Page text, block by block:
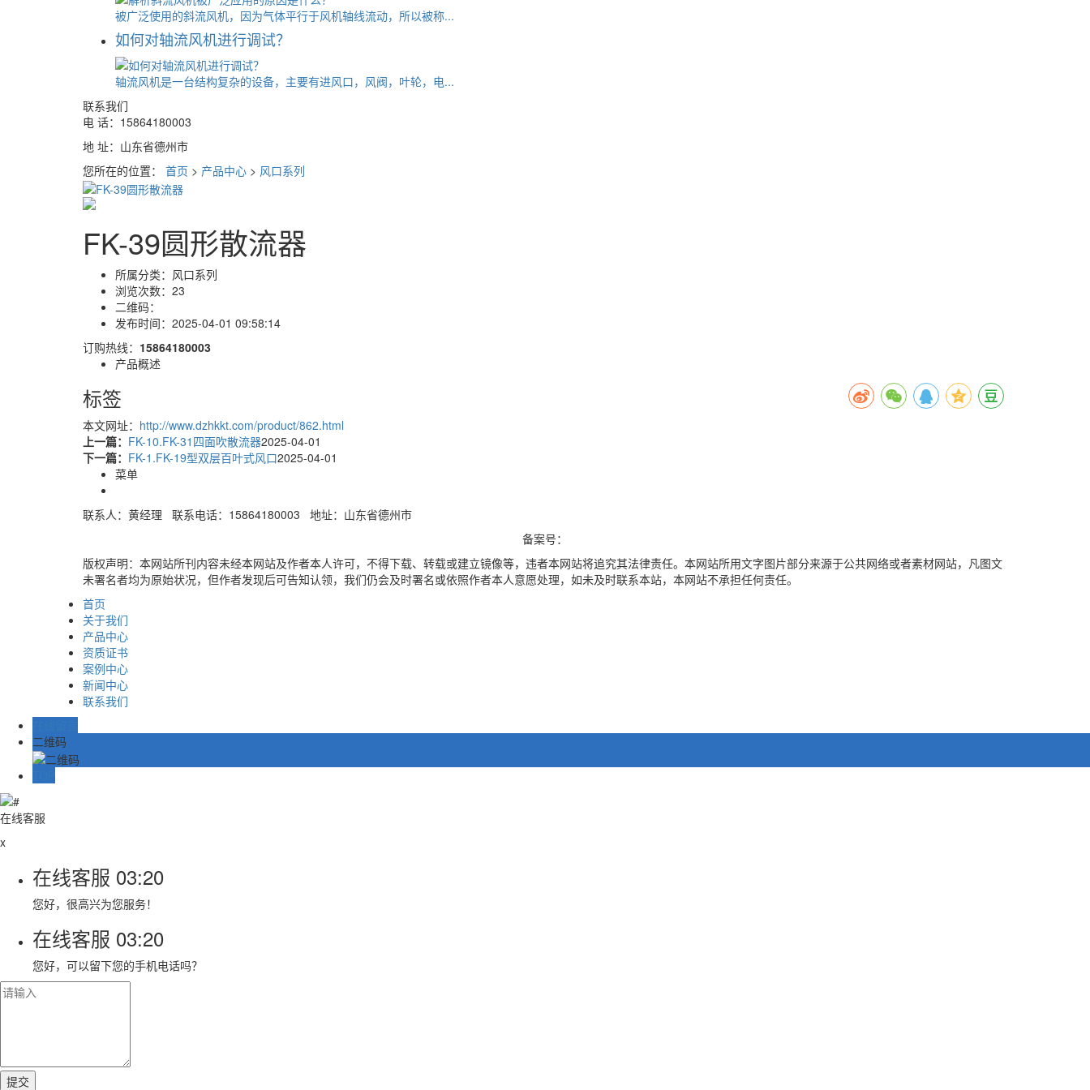
被广泛使用的斜流风机，因为气体平行于风机轴线流动，所以被称...
如何对轴流风机进行调试？
轴流风机是一台结构复杂的设备，主要有进风口，风阀，叶轮，电...
联系我们
电 话：15864180003
地 址：山东省德州市
您所在的位置： 首页 > 产品中心 > 风口系列
FK-39圆形散流器
所属分类： 风口系列
浏览次数： 23
二维码：
发布时间： 2025-04-01 09:58:14
订购热线： 15864180003
产品概述
标签
本文网址： http://www.dzhkkt.com/product/862.html
上一篇： FK-10.FK-31四面吹散流器2025-04-01
下一篇： FK-1.FK-19型双层百叶式风口2025-04-01
菜单
联系人：黄经理 联系电话：15864180003 地址：山东省德州市
备案号：
版权声明：本网站所刊内容未经本网站及作者本人许可，不得下载、转载或建立镜像等，违者本网站将追究其法律责任。本网站所用文字图片部分来源于公共网络或者素材网站，凡图文
未署名者均为原始状况，但作者发现后可告知认领，我们仍会及时署名或依照作者本人意愿处理，如未及时联系本站，本网站不承担任何责任。
首页
关于我们
产品中心
资质证书
案例中心
新闻中心
联系我们
二维码
在线客服
x
在线客服 03:20
您好，很高兴为您服务！
在线客服 03:20
您好，可以留下您的手机电话吗？